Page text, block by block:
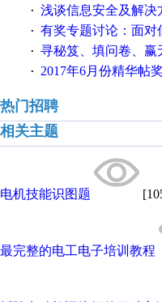
· 浅谈信息安全及解决
· 有奖专题讨论：面对低压变频故障，
· 寻秘笈、填问卷、赢
· 2017年6月份精华帖
热门招聘
相关主题
电机技能识图题
最完整的电工电子培训教程